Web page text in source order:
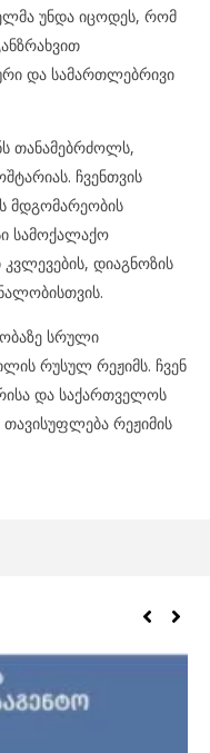
უნდა იცოდეს, რომ
და სამართლებრივი
თანამებრძოლს,
ჩვენთვის
მდგომარეობის
სამოქალაქო
დიაგნოზის
სრული
რუსულ რეჟიმს. ჩვენ
და საქართველოს
რეჟიმის